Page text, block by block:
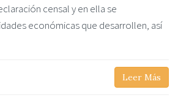
censal y en ella se
económicas que desarrollen, así
Leer Más